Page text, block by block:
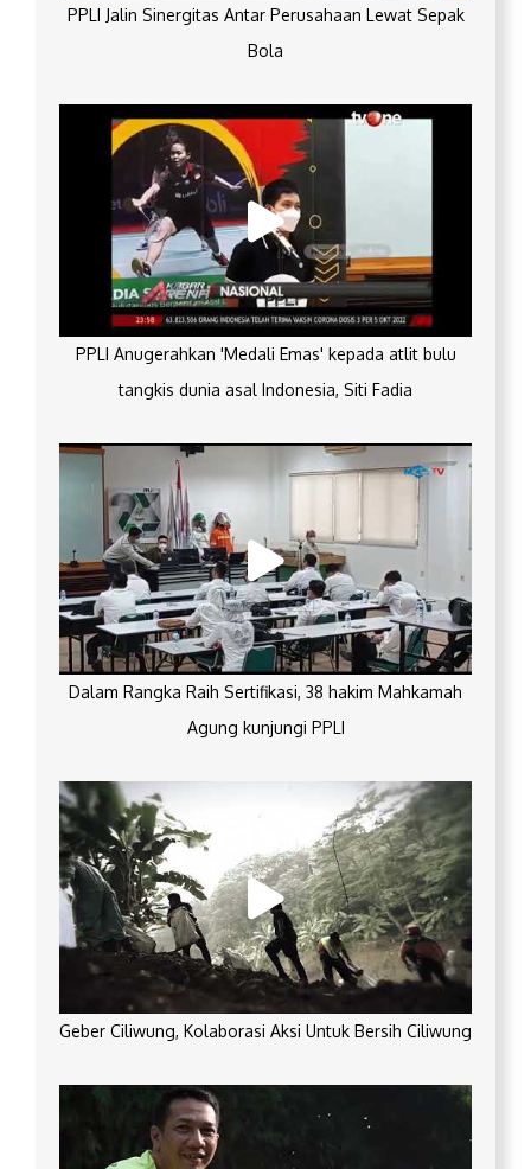
PPLI Jalin Sinergitas Antar Perusahaan Lewat Sepak
Bola
PPLI Anugerahkan 'Medali Emas' kepada atlit bulu
tangkis dunia asal Indonesia, Siti Fadia
Dalam Rangka Raih Sertifikasi, 38 hakim Mahkamah
Agung kunjungi PPLI
Geber Ciliwung, Kolaborasi Aksi Untuk Bersih Ciliwung